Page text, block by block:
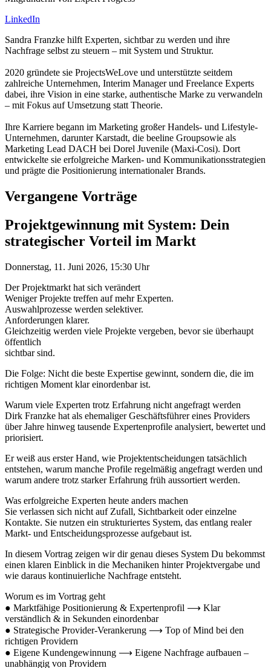
LinkedIn
Sandra Franzke hilft Experten, sichtbar zu werden und ihre
Nachfrage selbst zu steuern – mit System und Struktur.
2020 gründete sie ProjectsWeLove und unterstützte seitdem
zahlreiche Unternehmen, Interim Manager und Freelance Experts
dabei, ihre Vision in eine starke, authentische Marke zu verwandeln
– mit Fokus auf Umsetzung statt Theorie.
Ihre Karriere begann im Marketing großer Handels- und Lifestyle-
Unternehmen, darunter Karstadt, die beeline Groupsowie als
Marketing Lead DACH bei Dorel Juvenile (Maxi-Cosi). Dort
entwickelte sie erfolgreiche Marken- und Kommunikationsstrategien
und prägte die Positionierung internationaler Brands.
Vergangene Vorträge
Projektgewinnung mit System: Dein
strategischer Vorteil im Markt
Donnerstag, 11. Juni 2026, 15:30 Uhr
Der Projektmarkt hat sich verändert
Weniger Projekte treffen auf mehr Experten.
Auswahlprozesse werden selektiver.
Anforderungen klarer.
Gleichzeitig werden viele Projekte vergeben, bevor sie überhaupt
öffentlich
sichtbar sind.
Die Folge: Nicht die beste Expertise gewinnt, sondern die, die im
richtigen Moment klar einordenbar ist.
Warum viele Experten trotz Erfahrung nicht angefragt werden
Dirk Franzke hat als ehemaliger Geschäftsführer eines Providers
über Jahre hinweg tausende Expertenprofile analysiert, bewertet und
priorisiert.
Er weiß aus erster Hand, wie Projektentscheidungen tatsächlich
entstehen, warum manche Profile regelmäßig angefragt werden und
warum andere trotz starker Erfahrung früh aussortiert werden.
Was erfolgreiche Experten heute anders machen
Sie verlassen sich nicht auf Zufall, Sichtbarkeit oder einzelne
Kontakte. Sie nutzen ein strukturiertes System, das entlang realer
Markt- und Entscheidungsprozesse aufgebaut ist.
In diesem Vortrag zeigen wir dir genau dieses System Du bekommst
einen klaren Einblick in die Mechaniken hinter Projektvergabe und
wie daraus kontinuierliche Nachfrage entsteht.
Worum es im Vortrag geht
● Marktfähige Positionierung & Expertenprofil ⟶ Klar
verständlich & in Sekunden einordenbar
● Strategische Provider-Verankerung ⟶ Top of Mind bei den
richtigen Providern
● Eigene Kundengewinnung ⟶ Eigene Nachfrage aufbauen –
unabhängig von Providern